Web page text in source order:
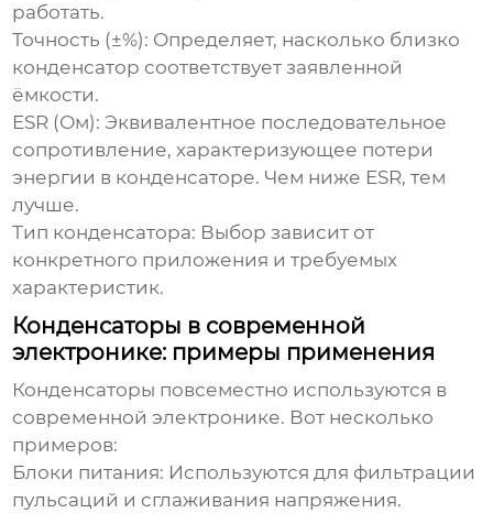
работать.
Точность (±%): Определяет, насколько близко
конденсатор соответствует заявленной
ёмкости.
ESR (Ом): Эквивалентное последовательное
сопротивление, характеризующее потери
энергии в конденсаторе. Чем ниже ESR, тем
лучше.
Тип конденсатора: Выбор зависит от
конкретного приложения и требуемых
характеристик.
Конденсаторы в современной
электронике: примеры применения
Конденсаторы повсеместно используются в
современной электронике. Вот несколько
примеров:
Блоки питания: Используются для фильтрации
пульсаций и сглаживания напряжения.